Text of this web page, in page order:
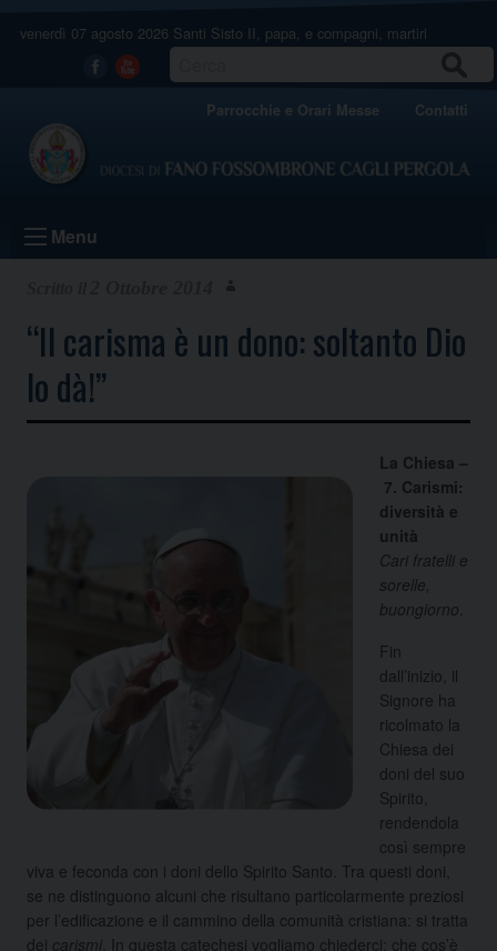
venerdì 07 agosto 2026 Santi Sisto II, papa, e compagni, martiri
Facebook
Youtube
Parrocchie e Orari Messe Contatti
Menu
“Il carisma è un dono: soltanto Dio
lo dà!”
La Chiesa –
7. Carismi:
diversità e
unità
Cari fratelli e
sorelle,
buongiorno
Fin
dall’inizio, il
Signore ha
ricolmato la
Chiesa dei
doni del suo
Spirito,
rendendola
così sempre
viva e feconda con i doni dello Spirito Santo. Tra questi doni,
se ne distinguono alcuni che risultano particolarmente preziosi
per l’edificazione e il cammino della comunità cristiana: si tratta
dei carismi . In questa catechesi vogliamo chiederci: che cos’è